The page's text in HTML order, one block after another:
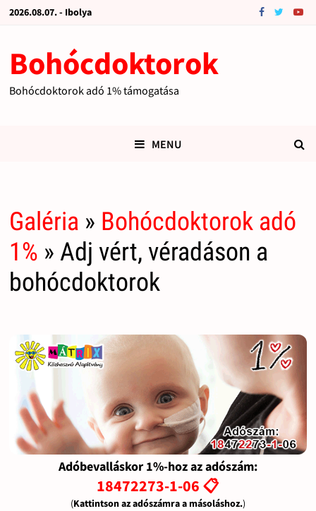
2026.08.07. - Ibolya
Bohócdoktorok
Bohócdoktorok adó 1% támogatása
MENU
Galéria » Bohócdoktorok adó
1% » Adj vért, véradáson a
bohócdoktorok
Adóbevalláskor 1%-hoz az adószám:
18472273-1-06 📋
(Kattintson az adószámra a másoláshoz.)